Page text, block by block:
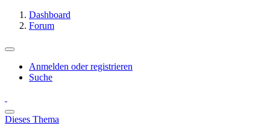
Dashboard
Forum
Anmelden oder registrieren
Suche
Dieses Thema